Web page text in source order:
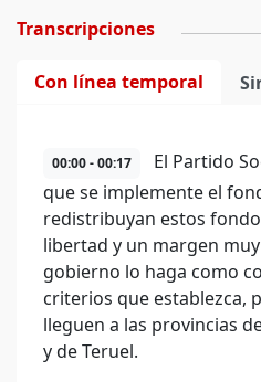
Transcripciones
Con línea temporal
00:00 - 00:17
El Partido
que se implemente el
redistribuyan estos
libertad y un margen
gobierno lo haga como
criterios que establezca,
lleguen a las provincias
y de Teruel.